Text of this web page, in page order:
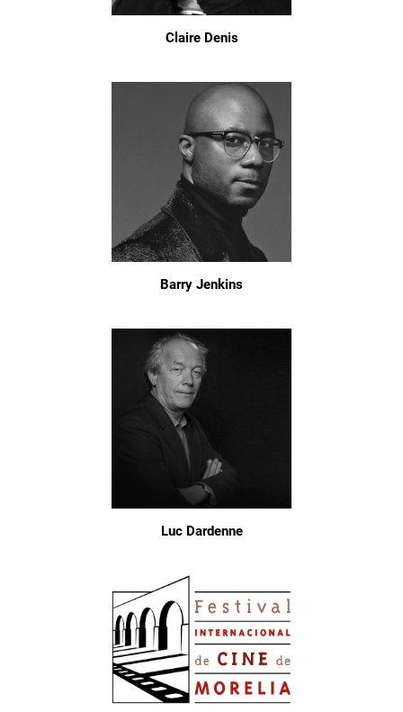
Claire Denis
Barry Jenkins
Luc Dardenne